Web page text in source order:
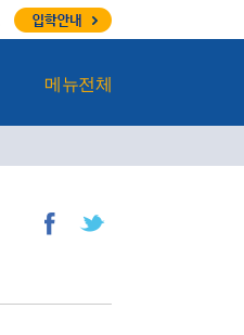
메뉴전체